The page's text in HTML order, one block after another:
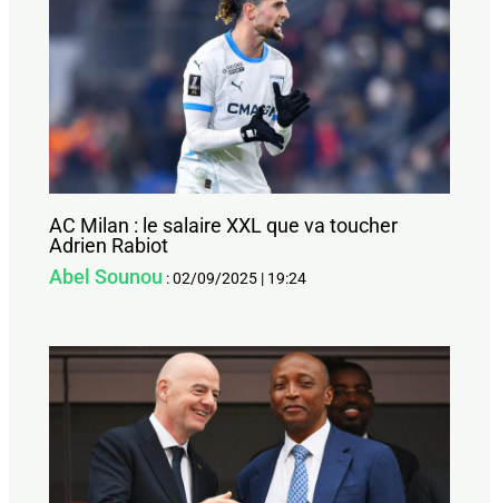
AC Milan : le salaire XXL que va toucher
Adrien Rabiot
Abel Sounou :02/09/2025 | 19:24